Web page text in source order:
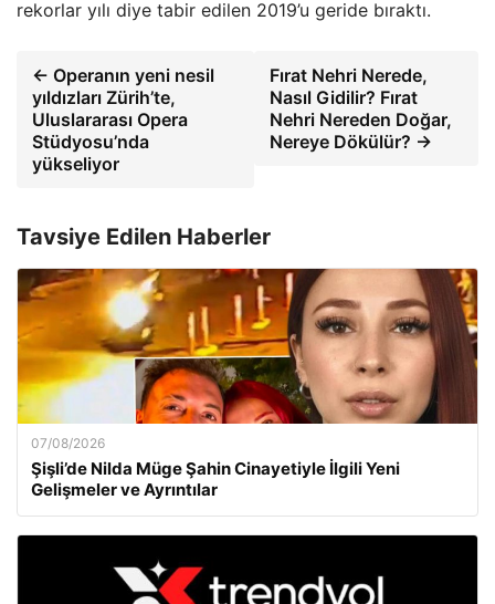
rekorlar yılı diye tabir edilen 2019’u geride bıraktı.
← Operanın yeni nesil
yıldızları Zürih’te,
Uluslararası Opera
Stüdyosu’nda
yükseliyor
Fırat Nehri Nerede,
Nasıl Gidilir? Fırat
Nehri Nereden Doğar,
Nereye Dökülür? →
Tavsiye Edilen Haberler
07/08/2026
Şişli’de Nilda Müge Şahin Cinayetiyle İlgili Yeni
Gelişmeler ve Ayrıntılar